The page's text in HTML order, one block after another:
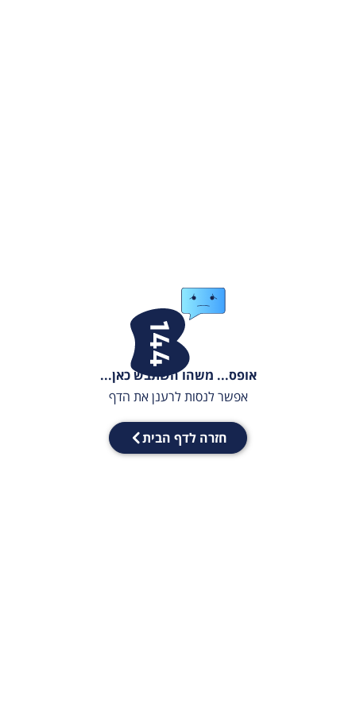
אופס... משהו השתבש כאן...
אפשר לנסות לרענן את הדף
חזרה לדף הבית